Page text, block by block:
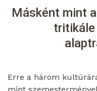
Másként mint
tritikále
Erre a három